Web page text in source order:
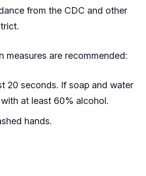
from the CDC and other
measures are recommended:
20 seconds. If soap and water
at least 60% alcohol.
hands.